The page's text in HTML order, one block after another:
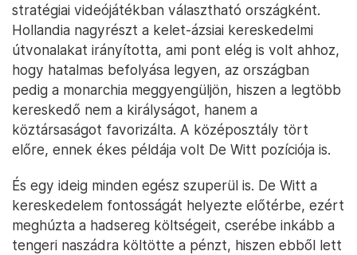
stratégiai videójátékban választható országként.
Hollandia nagyrészt a kelet-ázsiai kereskedelmi
útvonalakat irányította, ami pont elég is volt ahhoz,
hogy hatalmas befolyása legyen, az országban
pedig a monarchia meggyengüljön, hiszen a legtöbb
kereskedő nem a királyságot, hanem a
köztársaságot favorizálta. A középosztály tört
előre, ennek ékes példája volt De Witt pozíciója is.
És egy ideig minden egész szuperül is. De Witt a
kereskedelem fontosságát helyezte előtérbe, ezért
meghúzta a hadsereg költségeit, cserébe inkább a
tengeri naszádra költötte a pénzt, hiszen ebből lett